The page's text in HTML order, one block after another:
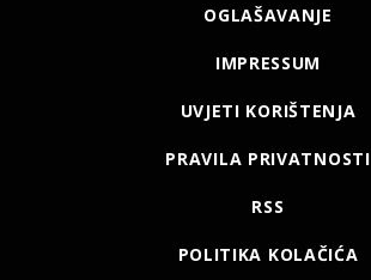
OGLAŠAVANJE
IMPRESSUM
UVJETI KORIŠTENJA
PRAVILA PRIVATNOSTI
RSS
POLITIKA KOLAČIĆA